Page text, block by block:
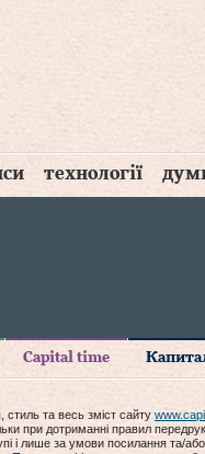
технології
Capital time
стиль та весь зміст сайту
при дотриманні правил
і лише за умови посилання та/